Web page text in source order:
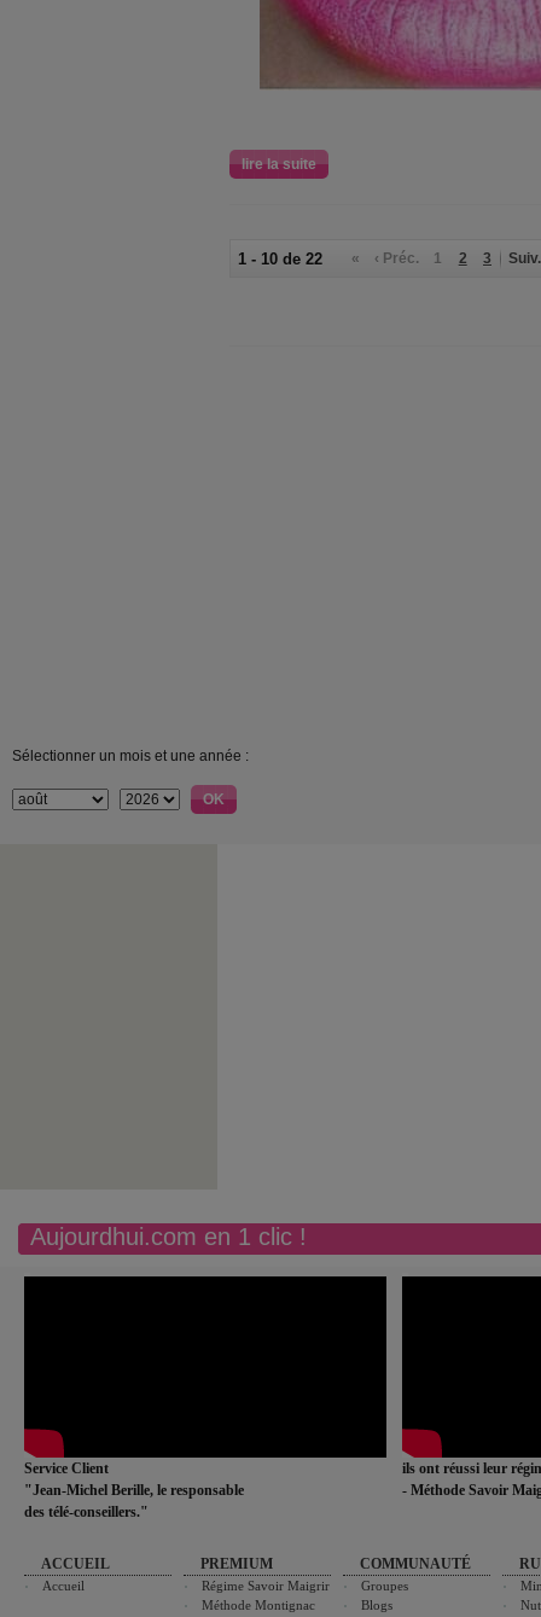
lire la suite
1 - 10 de 22 « ‹ Préc. 1 2 3 Suiv.
Sélectionner un mois et une année :
Aujourdhui.com en 1 clic !
Service Client
"Jean-Michel Berille, le responsable
des télé-conseillers."
ils ont réussi leur
- Méthode Savoir
ACCUEIL
Accueil
PREMIUM
Régime Savoir Maigrir
Méthode Montignac
COMMUNAUTÉ
Groupes
Blogs